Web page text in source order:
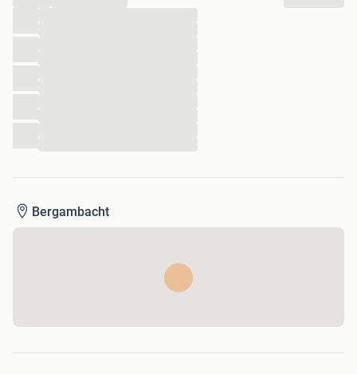
Bergambacht